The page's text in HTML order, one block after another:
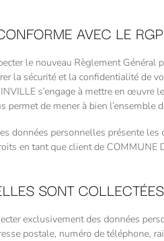
AVEC LE
le nouveau Règlement
la sécurité et la confidentialité de
s’engage à mettre en
de mener à bien l’ensemble
données personnelles présente
en tant que client de COMMUNE
SONT
exclusivement des données
postale, numéro de téléphone,